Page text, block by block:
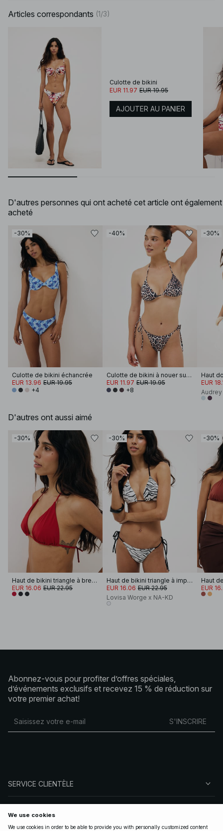
Articles correspondants (1/3)
Culotte de bikini
EUR 11.97 EUR 19.95
AJOUTER AU PANIER
D'autres personnes qui ont acheté cet article ont également
acheté
-30%
Culotte de bikini échancrée
EUR 13.96 EUR 19.95
+4
-40%
Culotte de bikini à nouer sur le côté
EUR 11.97 EUR 19.95
+8
-30%
Haut
EUR
D'autres ont aussi aimé
-30%
Haut de bikini triangle à bretelles spaghetti
EUR 16.06 EUR 22.95
-30%
Haut de bikini triangle à imprimé zèbre
EUR 16.06 EUR 22.95
Lovisa Worge x NA-KD
-30%
Haut
EUR
Abonnez-vous pour profiter d’offres spéciales,
d’événements exclusifs et recevez 15 % de réduction sur
votre premier achat!
S'INSCRIRE
SERVICE CLIENTÈLE